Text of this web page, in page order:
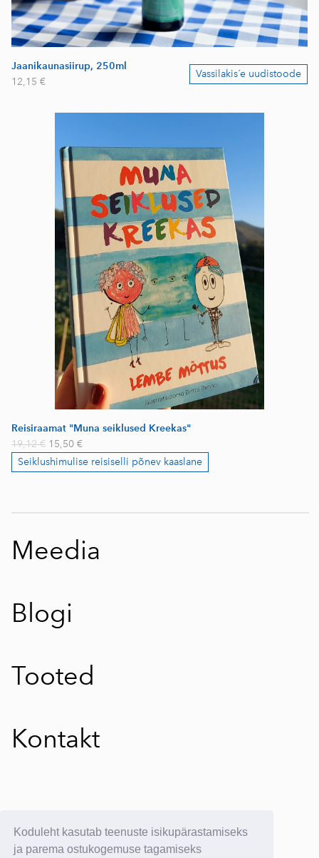
Koduleht kasutab teenuste isikupärastamiseks
ja parema ostukogemuse tagamiseks
Jaanikaunasiirup, 250ml
12,15 €
Vassilakis´e uudistoode
Reisiraamat "Muna seiklused Kreekas"
19,12 € 15,50 €
Seiklushimulise reisiselli põnev kaaslane
Meedia
Blogi
Tooted
Kontakt
E-postituvi: info@yllatavkreeta.ee